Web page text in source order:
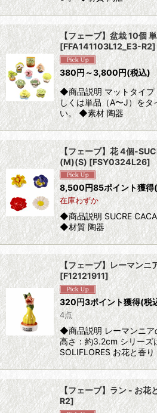
【フェーブ】盆栽 10個
[FFA141103L12_E3-R2]
380円～3,800円(税込)
◆商品説明 マットタイプ
しくは単品（A〜J）をタ
い。 ◆素材 陶器
【フェーブ】花 4個-
(M)(S) [FSY0324L26]
8,500円85ポイント獲得
在庫わずか
◆商品説明 SUCRE
◆材質 陶器
【フェーブ】レーマンニ
[F12121911]
320円3ポイント獲得(税
4点
◆商品説明 レーマンニア
高さ：約3.2cm シリーズ
SOLIFLORES お花と香
【フェーブ】ラン - お花
R2]